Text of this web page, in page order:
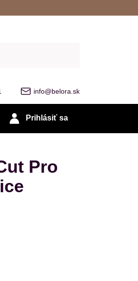
info@belora.sk
Prihlásiť sa
Pro